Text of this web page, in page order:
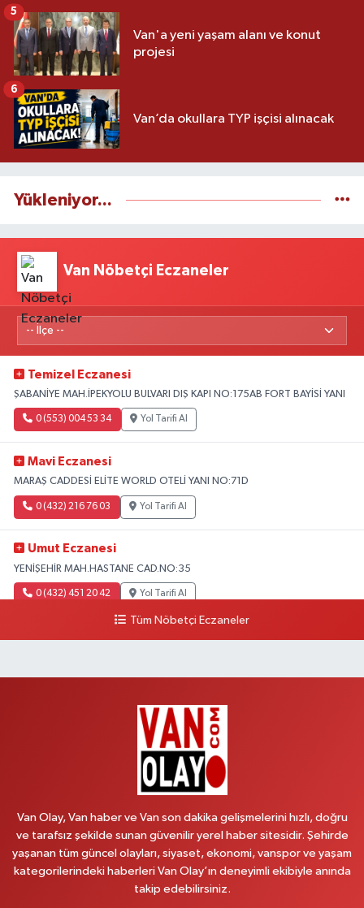
Van'a yeni yaşam alanı ve konut
projesi
5
Van’da okullara TYP işçisi alınacak
6
Yükleniyor...
Van Nöbetçi Eczaneler
Temizel Eczanesi
ŞABANİYE MAH.İPEKYOLU BULVARI DIŞ KAPI NO:175AB FORT BAYİSİ YANI
0 (553) 004 53 34 Yol Tarifi Al
Mavi Eczanesi
MARAŞ CADDESİ ELİTE WORLD OTELİ YANI NO:71D
0 (432) 216 76 03 Yol Tarifi Al
Umut Eczanesi
YENİŞEHİR MAH.HASTANE CAD.NO:35
0 (432) 451 20 42 Yol Tarifi Al
ÜNİVERSİTE HASTANESİ DÖNÜŞÜ KAMPÜS GALERİCİLER SİTESİ YANI
Yol Tarifi Al
Kumsal Eczanesi
ORTA MAH.MUSLİH GÖRENTAŞ BULVARI,GİMPAŞ MARKET YANI NO:62 B
0 (432) 612 42 42 Yol Tarifi Al
Tüm Nöbetçi Eczaneler
Van Olay, Van haber ve Van son dakika gelişmelerini hızlı, doğru
ve tarafsız şekilde sunan güvenilir yerel haber sitesidir. Şehirde
yaşanan tüm güncel olayları, siyaset, ekonomi, vanspor ve yaşam
kategorilerindeki haberleri Van Olay’ın deneyimli ekibiyle anında
takip edebilirsiniz.